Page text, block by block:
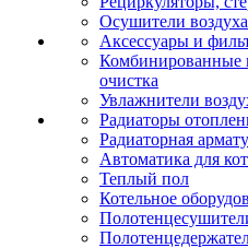
Осушители воздуха
Аксессуары и
Комбинированные
очистка
Увлажнители
Радиаторы
Радиаторная
Автоматика для
Теплый пол
Котельное